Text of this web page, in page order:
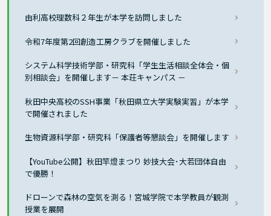
由利高校理数科２年生が本学を訪問しました
令和7年度第2回創造工房クラブを開催しました
システム科学技術学部・研究科「学生生活相談全体会・個
別相談会」を開催します－ 本荘キャンパス －
秋田中央高校のSSH事業「秋田県立大学実験実習」が本学
で開催されました
生物資源科学部・研究科「保護者等懇談会」を開催します
【YouTube公開】秋田竿燈まつり 妙技大会･大若団体自由
で優勝！
ドローンで森林の空気を測る！宮城学院で本学教員が観測
授業を展開